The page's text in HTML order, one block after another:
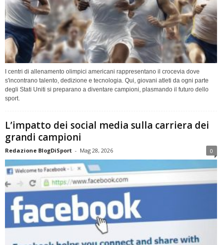
I centri di allenamento olimpici americani rappresentano il crocevia dove
s'incontrano talento, dedizione e tecnologia. Qui, giovani atleti da ogni parte
degli Stati Uniti si preparano a diventare campioni, plasmando il futuro dello
sport.
L’impatto dei social media sulla carriera dei
grandi campioni
Redazione BlogDiSport - Mag 28, 2026 0